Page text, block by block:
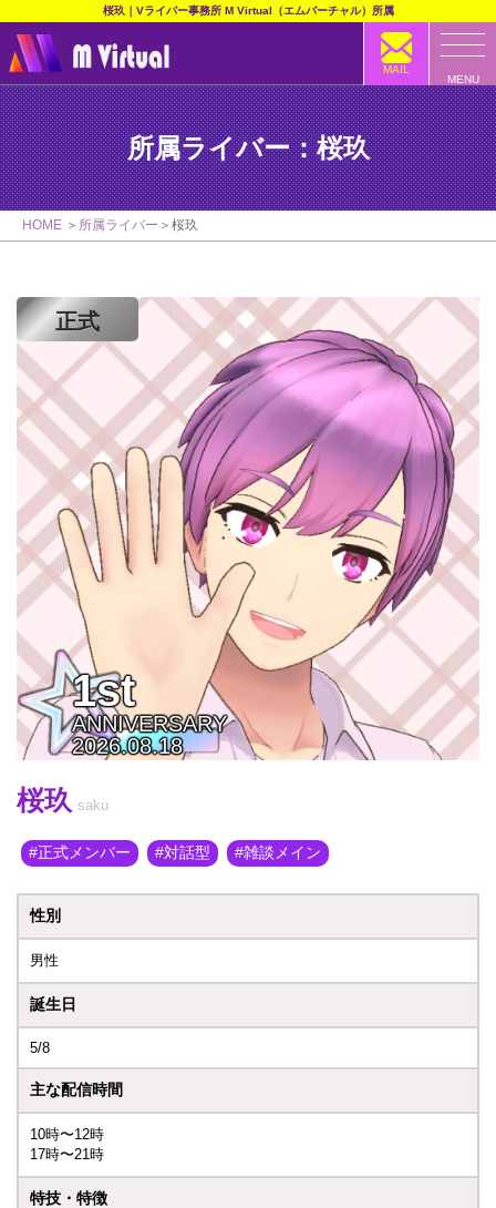
桜玖｜Vライバー事務所 M Virtual（エムバーチャル）所属
MENU
MAIL
所属ライバー：桜玖
HOME 所属ライバー 桜玖
1st
ANNIVERSARY
2026.08.18
正式
桜玖 saku
正式メンバー 対話型 雑談メイン
性別
男性
誕生日
5/8
主な配信時間
10時〜12時
17時〜21時
特技・特徴